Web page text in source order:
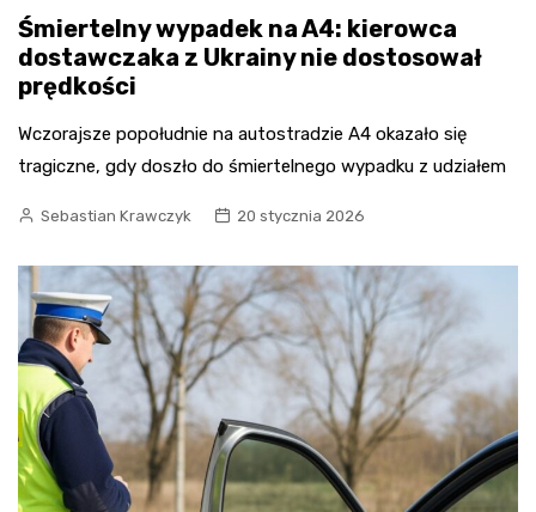
Śmiertelny wypadek na A4: kierowca
dostawczaka z Ukrainy nie dostosował
prędkości
Wczorajsze popołudnie na autostradzie A4 okazało się
tragiczne, gdy doszło do śmiertelnego wypadku z udziałem
Sebastian Krawczyk 20 stycznia 2026